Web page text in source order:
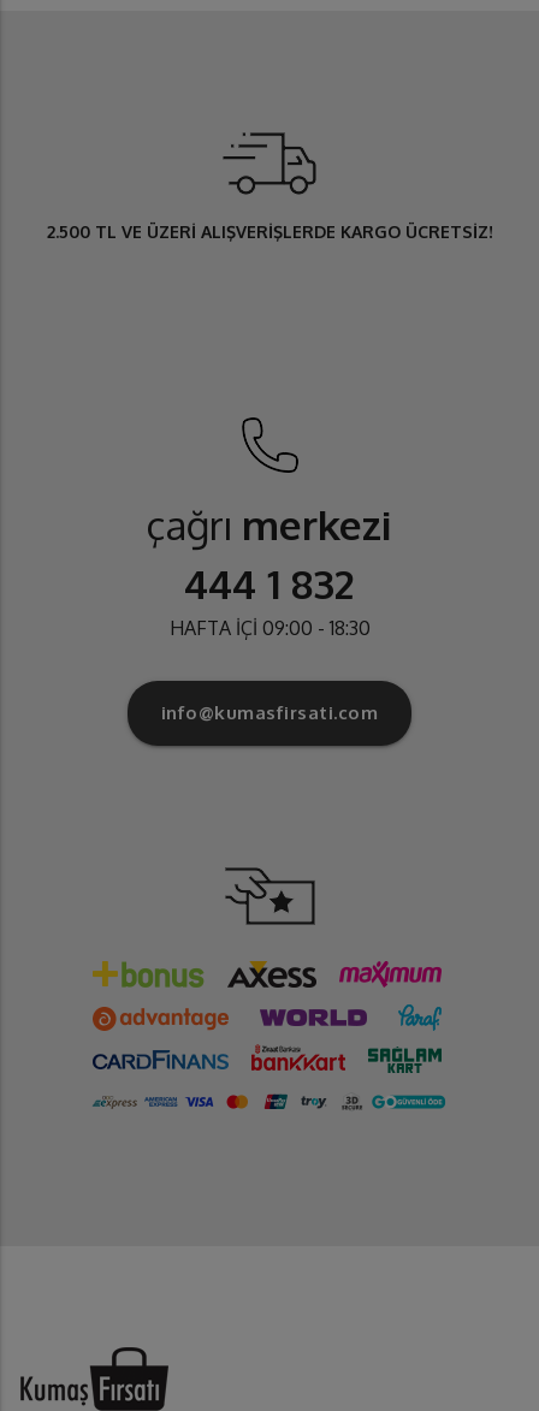
2.500 TL VE ÜZERİ ALIŞVERİŞLERDE KARGO ÜCRETSİZ!
çağrı merkezi
444 1 832
HAFTA İÇİ 09:00 - 18:30
info@kumasfirsati.com